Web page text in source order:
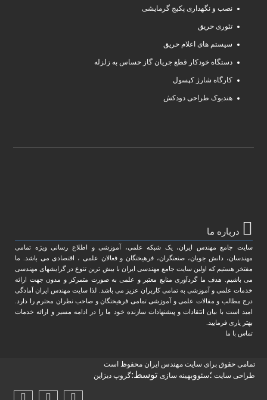
نصب و نگهداری پکیج گرمایشی
تئوری حریق
سیستم های اعلام حریق
دستگاه خودکار قطع جریان گاز حساس به زلزله
کارگاه شارژ کپسول
هندبوک طراحی دودکش
درباره ما
سایت جامع مهندس ایران، یک شبکه علمی، آموزشی و اطلاع رسانی ویژه تمامی
مهندسان، دانش جویان، صنعتگران، فرهیختگان و فعالان علمی ، اقتصادی می باشد. ما
مفتخر هستیم که اولین سایت جامع مهندسی ایران با بیش ترین تنوع در گرایشهای مهندسی
می باشیم. هدف ما گردآوری منابع معتبر و علمی به صورت متمرکز و مدون جهت ارائه
خدمات علمی و آموزشی به تمامی کاربران عزیز می باشد. لذا سایت مهندس ایران آمادگی
درج مطالب و مقالات علمی و آموزشی تمامی فرهیختگان و صاحب نظران محترم را دارد.
امید است با بیان انتقادات و پیشنهادات سازنده خود ما را در ادامه مسیر و ارائه خدمات
بهتر یاری فرمایید.
تماس با ما
تمامی حقوق برای سایت مهندس ایران محفوظ است
طراحی سایت ؛سئووبهینه سازی توسط:گروپ دیزاین